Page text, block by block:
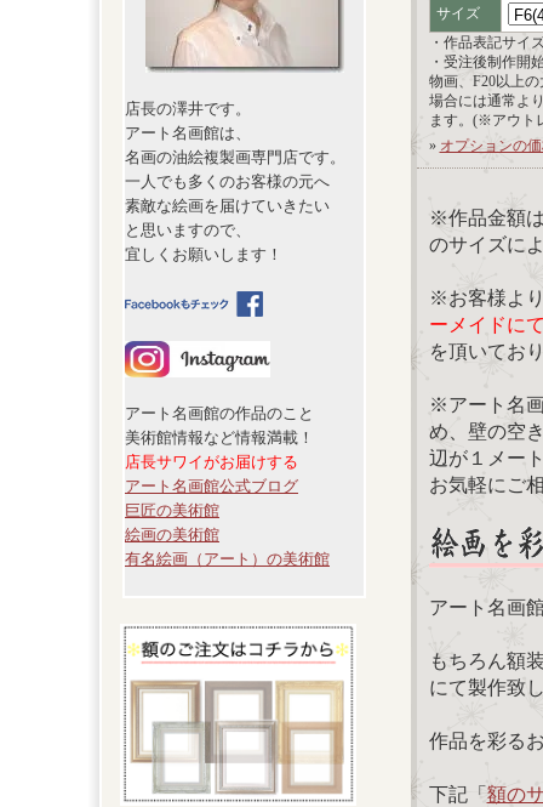
店長の澤井です。
アート名画館は、
名画の油絵複製画専門店です。
一人でも多くのお客様の元へ
素敵な絵画を届けていきたい
と思いますので、
宜しくお願いします！
アート名画館の作品のこと
美術館情報など情報満載！
店長サワイがお届けする
アート名画館公式ブログ
巨匠の美術館
絵画の美術館
有名絵画（アート）の美術館
サイズ
・作品表記サイ
・受注後制作開
物画、F20以上
場合には通常よ
ます。(※アウト
» オプションの
※作品金額
のサイズに
※お客様よ
ーメイドに
を頂いてお
※アート名
め、壁の空
辺が１メー
お気軽にご
アート名画
もちろん額
にて製作致
作品を彩る
下記「額の